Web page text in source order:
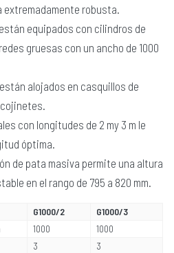
robusta.
equipados con cilindros de
gruesas con un ancho de 1000
alojados en casquillos de
con longitudes de 2 my 3 m le
óptima.
de pata masiva permite una altura
en el rango de 795 a 820 mm.
G1000/2
G1000/3
1000
1000
3
3